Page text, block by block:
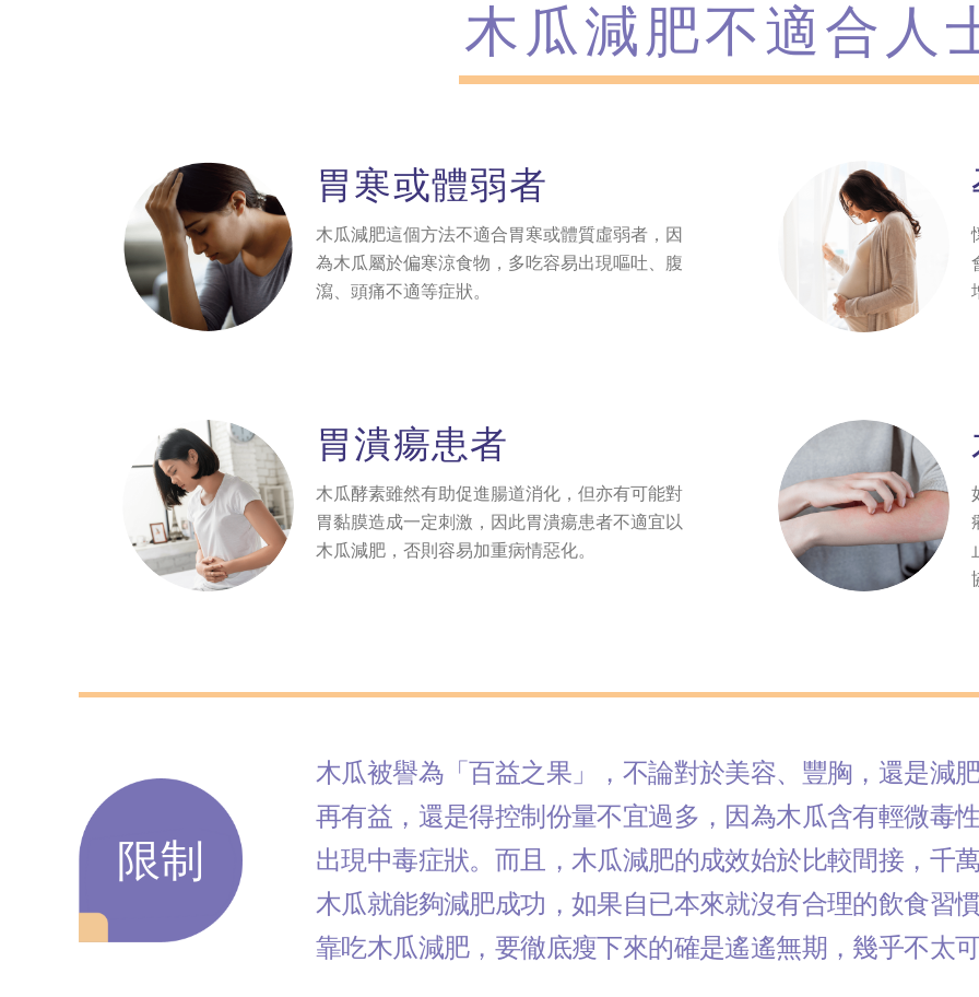
木瓜減肥不適合人
胃寒或體弱者
木瓜減肥這個方法不適合胃寒或體質虛弱者，因
為木瓜屬於偏寒涼食物，多吃容易出現嘔吐、腹
瀉、頭痛不適等症狀。
胃潰瘍患者
木瓜酵素雖然有助促進腸道消化，但亦有可能對
胃黏膜造成一定刺激，因此胃潰瘍患者不適宜以
木瓜減肥，否則容易加重病情惡化。
限制
木瓜被譽為「百益之果」，不論對於美容、豐胸，還是減
再有益，還是得控制份量不宜過多，因為木瓜含有輕微毒
出現中毒症狀。而且，木瓜減肥的成效始於比較間接，千
木瓜就能夠減肥成功，如果自已本來就沒有合理的飲食習
靠吃木瓜減肥，要徹底瘦下來的確是遙遙無期，幾乎不太可